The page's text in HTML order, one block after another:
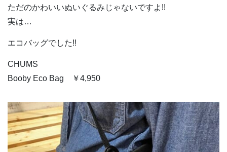
ただのかわいいぬいぐるみじゃないですよ!!
実は…
エコバッグでした!!
CHUMS
Booby Eco Bag ￥4,950